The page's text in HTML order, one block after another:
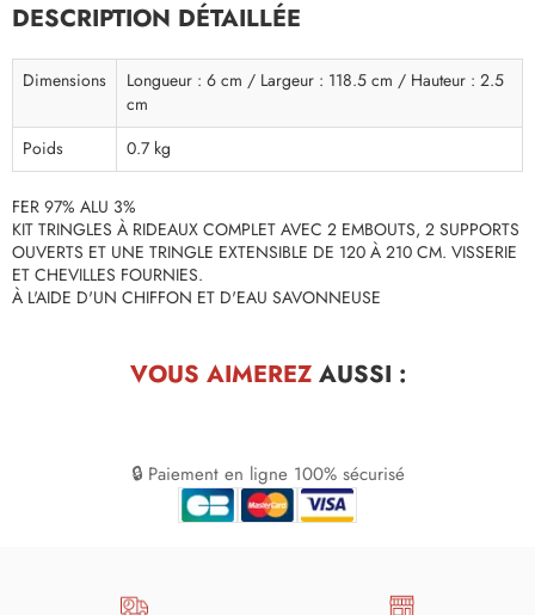
DESCRIPTION DÉTAILLÉE
Dimensions
Longueur : 6 cm / Largeur : 118.5 cm / Hauteur : 2.5
cm
Poids
0.7 kg
FER 97% ALU 3%
KIT TRINGLES À RIDEAUX COMPLET AVEC 2 EMBOUTS, 2 SUPPORTS
OUVERTS ET UNE TRINGLE EXTENSIBLE DE 120 À 210 CM. VISSERIE
ET CHEVILLES FOURNIES.
À L'AIDE D'UN CHIFFON ET D'EAU SAVONNEUSE
VOUS AIMEREZAUSSI :
🔒 Paiement en ligne 100% sécurisé